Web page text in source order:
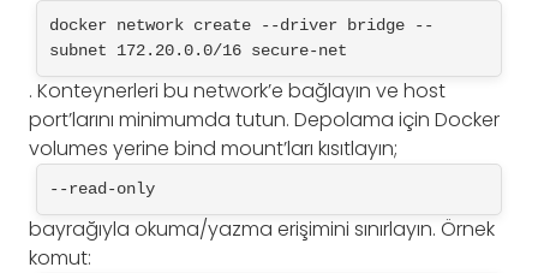
docker network create --driver bridge --
subnet 172.20.0.0/16 secure-net
. Konteynerleri bu network’e bağlayın ve host
port’larını minimumda tutun. Depolama için Docker
volumes yerine bind mount’ları kısıtlayın;
--read-only
bayrağıyla okuma/yazma erişimini sınırlayın. Örnek
komut: